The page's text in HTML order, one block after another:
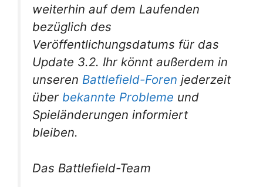
weiterhin auf dem Laufenden
bezüglich des
Veröffentlichungsdatums für das
Update 3.2. Ihr könnt außerdem in
unseren Battlefield-Foren jederzeit
über bekannte Probleme und
Spieländerungen informiert
bleiben.
Das Battlefield-Team